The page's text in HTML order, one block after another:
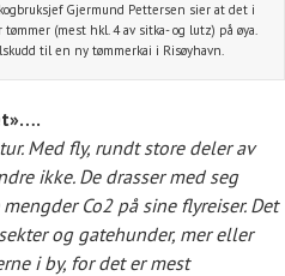
Gjermund Pettersen sier at det i
(mest hkl. 4 av sitka- og lutz) på øya.
til en ny tømmerkai i Risøyhavn.
Med fly, rundt store deler av
ikke. De drasser med seg
Co2 på sine flyreiser. Det
og gatehunder, mer eller
i by, for det er mest